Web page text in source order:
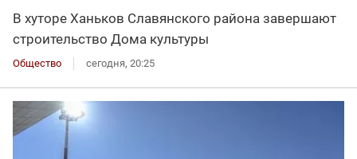
В хуторе Ханьков Славянского района завершают
строительство Дома культуры
Общество сегодня, 20:25